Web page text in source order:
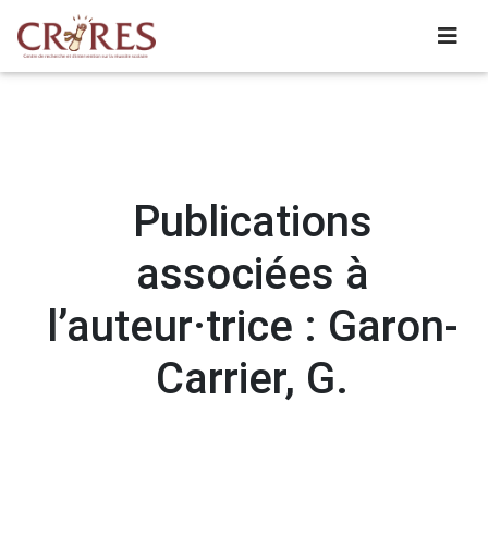
Publications
associées à
l’auteur·trice : Garon-
Carrier, G.